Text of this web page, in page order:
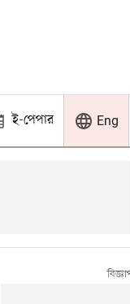
ই-পেপার Eng